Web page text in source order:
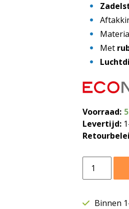
Met
Voorraad:
Levertijd:
90°
Ø450Binnen